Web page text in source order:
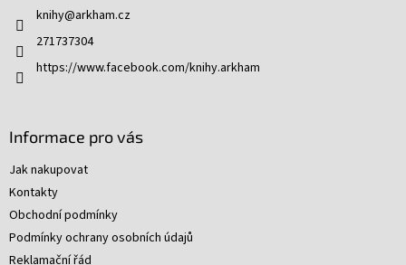
knihy@arkham.cz
271737304
https://www.facebook.com/knihy.arkham
Informace pro vás
Jak nakupovat
Kontakty
Obchodní podmínky
Podmínky ochrany osobních údajů
Reklamační řád